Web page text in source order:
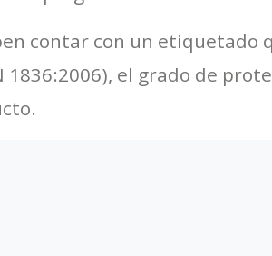
contar con un etiquetado
1836:2006), el grado de